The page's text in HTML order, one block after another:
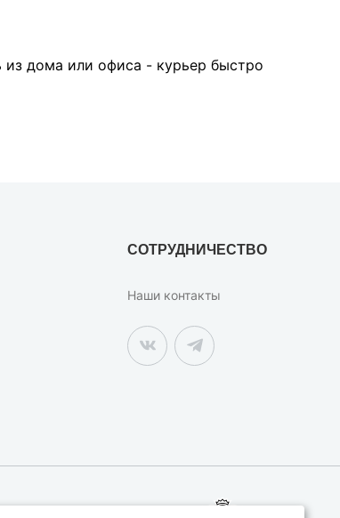
дома или офиса - курьер быстро
СОТРУДНИЧЕСТВО
Наши контакты